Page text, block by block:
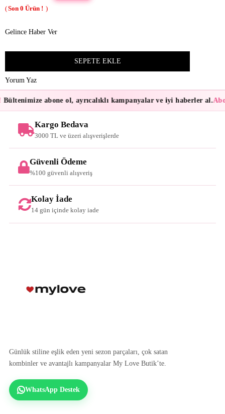
0
Gelince Haber Ver
Yorum Yaz
abone ol, ayrıcalıklı kampanyalar ve iyi haberler al.
Kargo Bedava
3000 TL ve üzeri alışverişlerde
Güvenli Ödeme
%100 güvenli alışveriş
Kolay İade
14 gün içinde kolay iade
Günlük stiline eşlik eden yeni sezon parçaları, çok satan
kombinler ve avantajlı kampanyalar My Love Butik’te.
WhatsApp Destek